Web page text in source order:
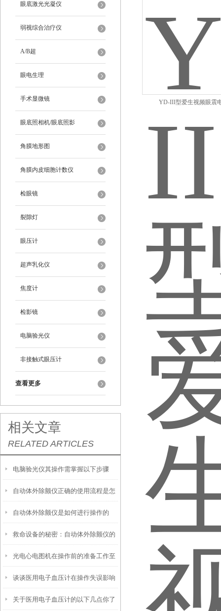
眼底激光光凝仪
弱视综合治疗仪
A/B超
眼电生理
手术显微镜
眼底照相机/眼底照影
角膜地形图
角膜内皮细胞计数仪
检眼镜
裂隙灯
眼压计
超声乳化仪
焦度计
检影镜
电脑验光仪
非接触式眼压计
查看更多
相关文章
RELATED ARTICLES
电脑验光仪其操作需掌握以下步骤
自动体外除颤仪正确的使用流程是怎
样的
自动体外除颤仪是如何进行操作的
呢？
救命设备的秘密：自动体外除颤仪的
组成，远比你想的更精密
光电心电图机在操作前的准备工作至
关重要
谈谈医用电子血压计在操作失误影响
测量结果
关于医用电子血压计的以下几点你了
YD-III型爱生视频眼震